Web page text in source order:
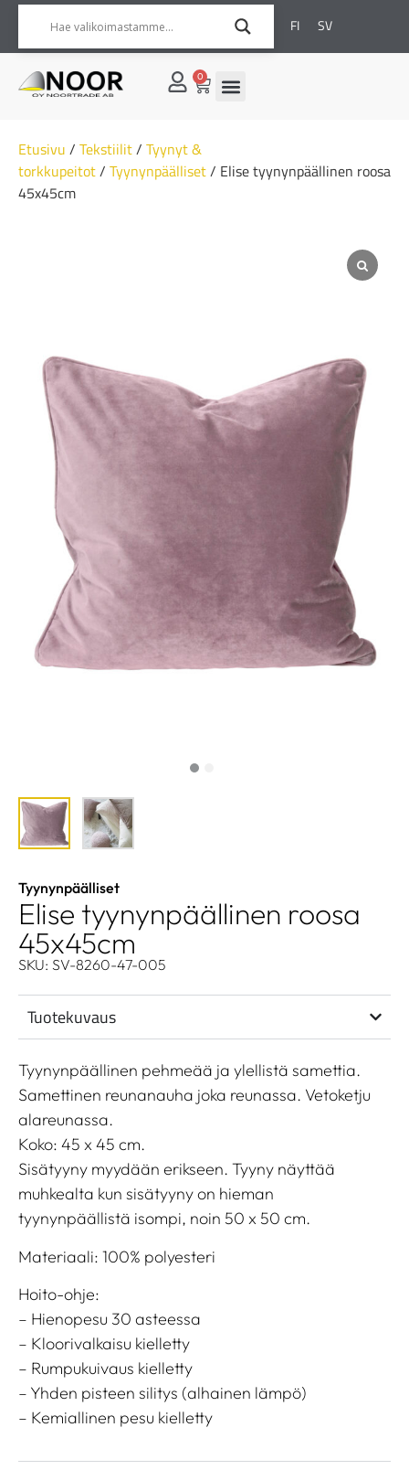
FI SV
0
Etusivu / Tekstiilit/ Tyynyt &
torkkupeitot/ Tyynynpäälliset/ Elise tyynynpäällinen roosa
45x45cm
Tyynynpäälliset
Elise tyynynpäällinen roosa
45x45cm
SKU: SV-8260-47-005
Tuotekuvaus
Tyynynpäällinen pehmeää ja ylellistä samettia.
Samettinen reunanauha joka reunassa. Vetoketju
alareunassa.
Koko: 45 x 45 cm.
Sisätyyny myydään erikseen. Tyyny näyttää
muhkealta kun sisätyyny on hieman
tyynynpäällistä isompi, noin 50 x 50 cm.
Materiaali: 100% polyesteri
Hoito-ohje:
– Hienopesu 30 asteessa
– Kloorivalkaisu kielletty
– Rumpukuivaus kielletty
– Yhden pisteen silitys (alhainen lämpö)
– Kemiallinen pesu kielletty